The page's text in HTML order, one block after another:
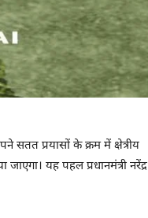
सतत प्रयासों के क्रम में क्षेत्रीय
यह पहल प्रधानमंत्री नरेंद्र